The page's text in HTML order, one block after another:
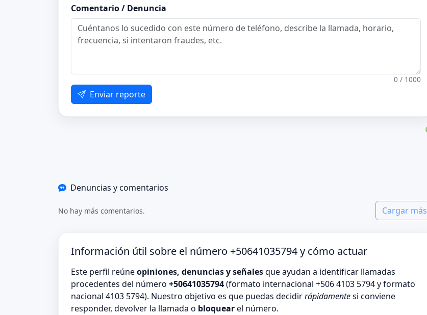
Comentario / Denuncia
0 / 1000
Enviar reporte
Denuncias y comentarios
No hay más comentarios. Cargar más
Información útil sobre el número +50641035794 y cómo actuar
Este perfil reúneopiniones, denuncias y señalesque ayudan a identificar llamadas
procedentes del número +50641035794(formato internacional +506 4103 5794 y formato
nacional 4103 5794). Nuestro objetivo es que puedas decidirrápidamentesi conviene
responder, devolver la llamada o bloquearel número.